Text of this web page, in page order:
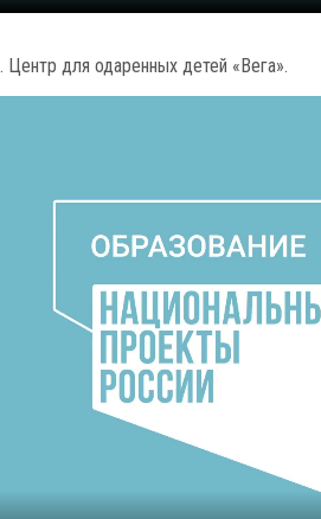
Центр для одаренных детей «Вега».